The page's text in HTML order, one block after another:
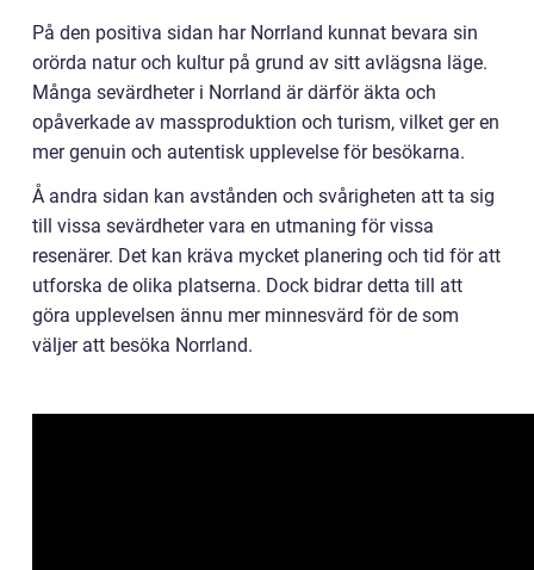
På den positiva sidan har Norrland kunnat bevara sin
orörda natur och kultur på grund av sitt avlägsna läge.
Många sevärdheter i Norrland är därför äkta och
opåverkade av massproduktion och turism, vilket ger en
mer genuin och autentisk upplevelse för besökarna.
Å andra sidan kan avstånden och svårigheten att ta sig
till vissa sevärdheter vara en utmaning för vissa
resenärer. Det kan kräva mycket planering och tid för att
utforska de olika platserna. Dock bidrar detta till att
göra upplevelsen ännu mer minnesvärd för de som
väljer att besöka Norrland.